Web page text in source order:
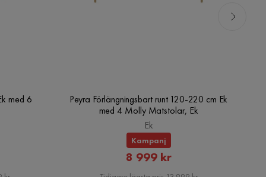
med 6
Peyra Förlängningsbart runt 120-220 cm Ek
med 4 Molly Matstolar, Ek
Ek
Kampanj
Rabatterat
8 999 kr